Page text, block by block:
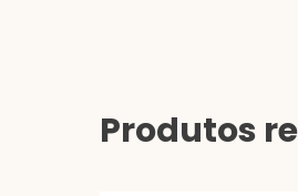
Produtos